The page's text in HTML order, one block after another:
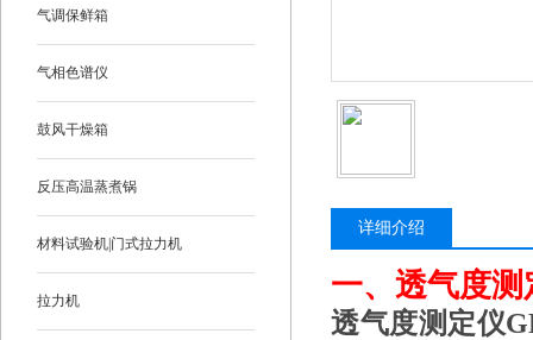
气调保鲜箱
气相色谱仪
鼓风干燥箱
反压高温蒸煮锅
材料试验机|门式拉力机
拉力机
详细介绍
一、 透气度
透气度测定仪